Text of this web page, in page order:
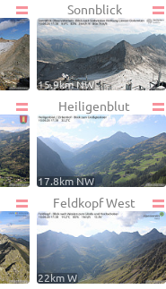
Sonnblick
15.9km NW
Heiligenblut
17.8km NW
Feldkopf West
22km W